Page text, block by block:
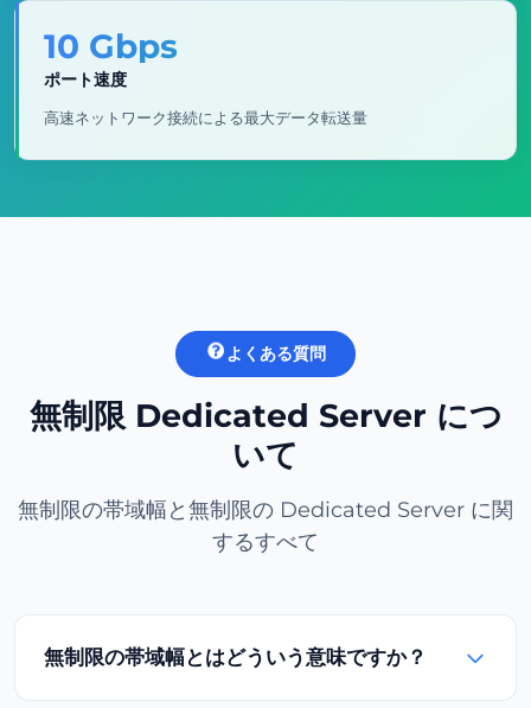
10 Gbps
ポート速度
高速ネットワーク接続による最大データ転送量
よくある質問
無制限 Dedicated Server につ
いて
無制限の帯域幅と無制限の Dedicated Server に関
するすべて
無制限の帯域幅とはどういう意味ですか？